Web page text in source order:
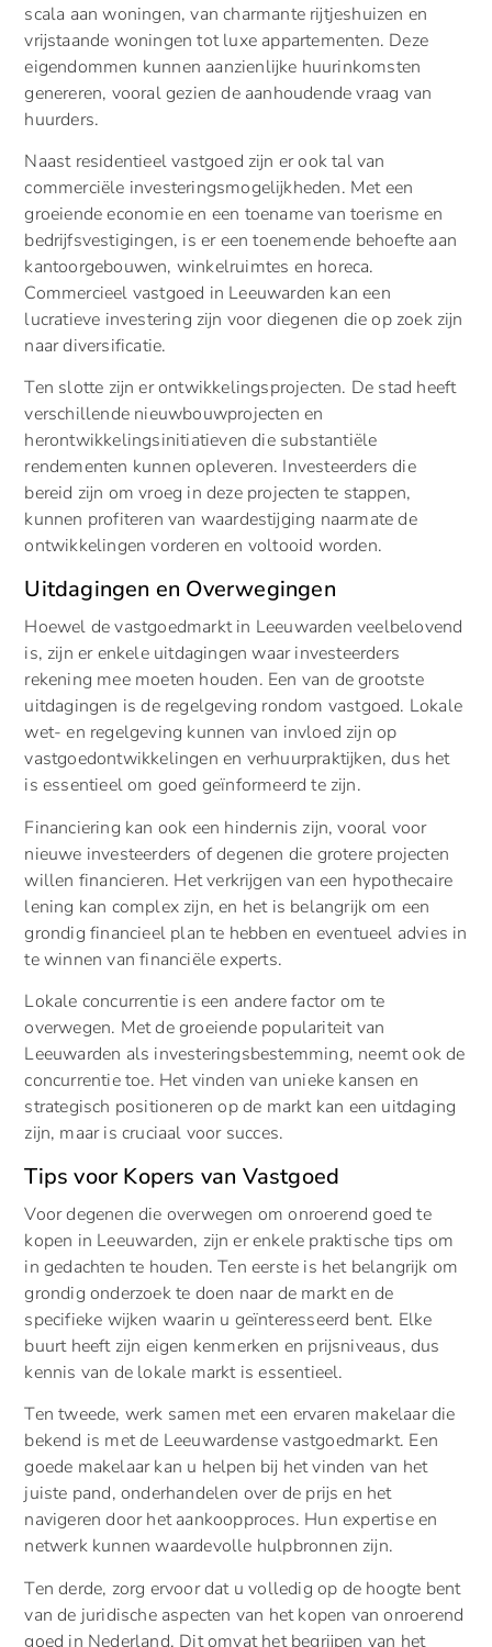
scala aan woningen, van charmante rijtjeshuizen en
vrijstaande woningen tot luxe appartementen. Deze
eigendommen kunnen aanzienlijke huurinkomsten
genereren, vooral gezien de aanhoudende vraag van
huurders.
Naast residentieel vastgoed zijn er ook tal van
commerciële investeringsmogelijkheden. Met een
groeiende economie en een toename van toerisme en
bedrijfsvestigingen, is er een toenemende behoefte aan
kantoorgebouwen, winkelruimtes en horeca.
Commercieel vastgoed in Leeuwarden kan een
lucratieve investering zijn voor diegenen die op zoek zijn
naar diversificatie.
Ten slotte zijn er ontwikkelingsprojecten. De stad heeft
verschillende nieuwbouwprojecten en
herontwikkelingsinitiatieven die substantiële
rendementen kunnen opleveren. Investeerders die
bereid zijn om vroeg in deze projecten te stappen,
kunnen profiteren van waardestijging naarmate de
ontwikkelingen vorderen en voltooid worden.
Uitdagingen en Overwegingen
Hoewel de vastgoedmarkt in Leeuwarden veelbelovend
is, zijn er enkele uitdagingen waar investeerders
rekening mee moeten houden. Een van de grootste
uitdagingen is de regelgeving rondom vastgoed. Lokale
wet- en regelgeving kunnen van invloed zijn op
vastgoedontwikkelingen en verhuurpraktijken, dus het
is essentieel om goed geïnformeerd te zijn.
Financiering kan ook een hindernis zijn, vooral voor
nieuwe investeerders of degenen die grotere projecten
willen financieren. Het verkrijgen van een hypothecaire
lening kan complex zijn, en het is belangrijk om een
grondig financieel plan te hebben en eventueel advies in
te winnen van financiële experts.
Lokale concurrentie is een andere factor om te
overwegen. Met de groeiende populariteit van
Leeuwarden als investeringsbestemming, neemt ook de
concurrentie toe. Het vinden van unieke kansen en
strategisch positioneren op de markt kan een uitdaging
zijn, maar is cruciaal voor succes.
Tips voor Kopers van Vastgoed
Voor degenen die overwegen om onroerend goed te
kopen in Leeuwarden, zijn er enkele praktische tips om
in gedachten te houden. Ten eerste is het belangrijk om
grondig onderzoek te doen naar de markt en de
specifieke wijken waarin u geïnteresseerd bent. Elke
buurt heeft zijn eigen kenmerken en prijsniveaus, dus
kennis van de lokale markt is essentieel.
Ten tweede, werk samen met een ervaren makelaar die
bekend is met de Leeuwardense vastgoedmarkt. Een
goede makelaar kan u helpen bij het vinden van het
juiste pand, onderhandelen over de prijs en het
navigeren door het aankoopproces. Hun expertise en
netwerk kunnen waardevolle hulpbronnen zijn.
Ten derde, zorg ervoor dat u volledig op de hoogte bent
van de juridische aspecten van het kopen van onroerend
goed in Nederland. Dit omvat het begrijpen van het